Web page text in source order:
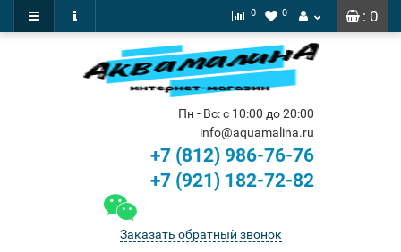
: 0
0 0
Пн - Вс: с 10:00 до 20:00
info@aquamalina.ru
+7 (812) 986-76-76
+7 (921) 182-72-82
Заказать обратный звонок